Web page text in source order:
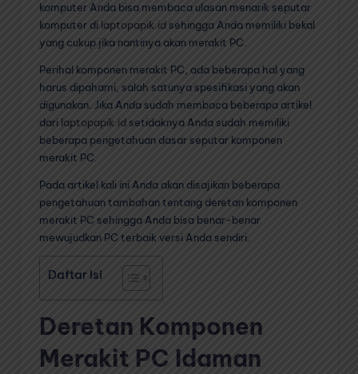
komputer Anda bisa membaca ulasan menarik seputar
komputer di laptopapik.id sehingga Anda memiliki bekal
yang cukup jika nantinya akan merakit PC.
Perihal komponen merakit PC, ada beberapa hal yang
harus dipahami, salah satunya spesifikasi yang akan
digunakan. Jika Anda sudah membaca beberapa artikel
dari laptopapik.id setidaknya Anda sudah memiliki
beberapa pengetahuan dasar seputar komponen
merakit PC.
Pada artikel kali ini Anda akan disajikan beberapa
pengetahuan tambahan tentang deretan komponen
merakit PC sehingga Anda bisa benar-benar
mewujudkan PC terbaik versi Anda sendiri.
Daftar Isi
Deretan Komponen
Merakit PC Idaman